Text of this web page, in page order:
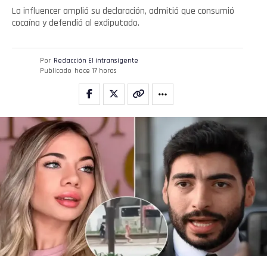
La influencer amplió su declaración, admitió que consumió
cocaína y defendió al exdiputado.
Por Redacción El intransigente
Publicado hace 17 horas